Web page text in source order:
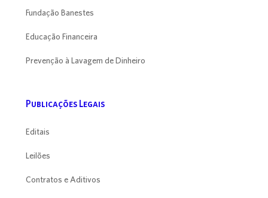
Fundação Banestes
Educação Financeira
Prevenção à Lavagem de Dinheiro
Publicações Legais
Editais
Leilões
Contratos e Aditivos